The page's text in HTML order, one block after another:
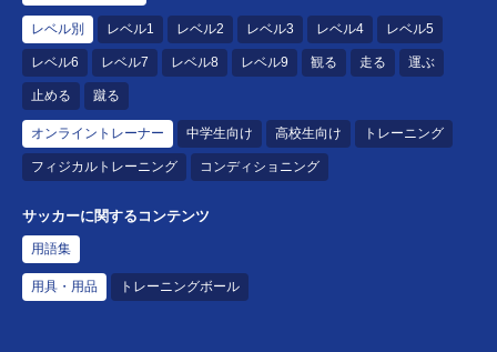
レベル別 レベル1 レベル2 レベル3 レベル4 レベル5
レベル6 レベル7 レベル8 レベル9 観る 走る 運ぶ
止める 蹴る
オンライントレーナー 中学生向け 高校生向け トレーニング
フィジカルトレーニング コンディショニング
サッカーに関するコンテンツ
用語集
用具・用品 トレーニングボール